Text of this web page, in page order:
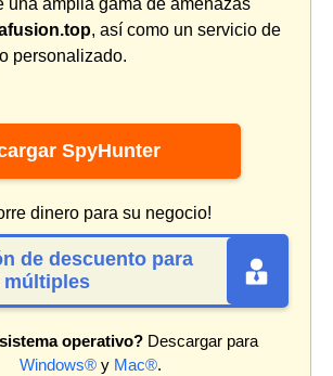
una amplia gama de amenazas
, así como un servicio de
personalizado.
SpyHunter
dinero para su negocio!
de descuento para
múltiples
operativo? Descargar para
Windows®y Mac®.